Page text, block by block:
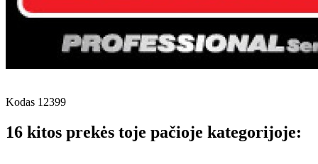
Kodas 12399
16 kitos prekės toje pačioje kategorijoje: